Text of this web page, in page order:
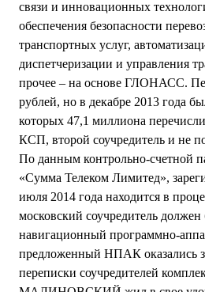
связи и инновационных
обеспечения безопасности
транспортных услуг,
диспетчеризации и управления
прочее – на основе ГЛОНАСС.
рублей, но в декабре 2013 года
которых 47,1 миллиона
КСП, второй соучредитель и не
По данным контрольно-счетной
«Сумма Телеком Лимитед»,
июля 2014 года находится в
московский соучредитель
навигационный программно-
предложенный НПАК оказались
переписки соучредителей